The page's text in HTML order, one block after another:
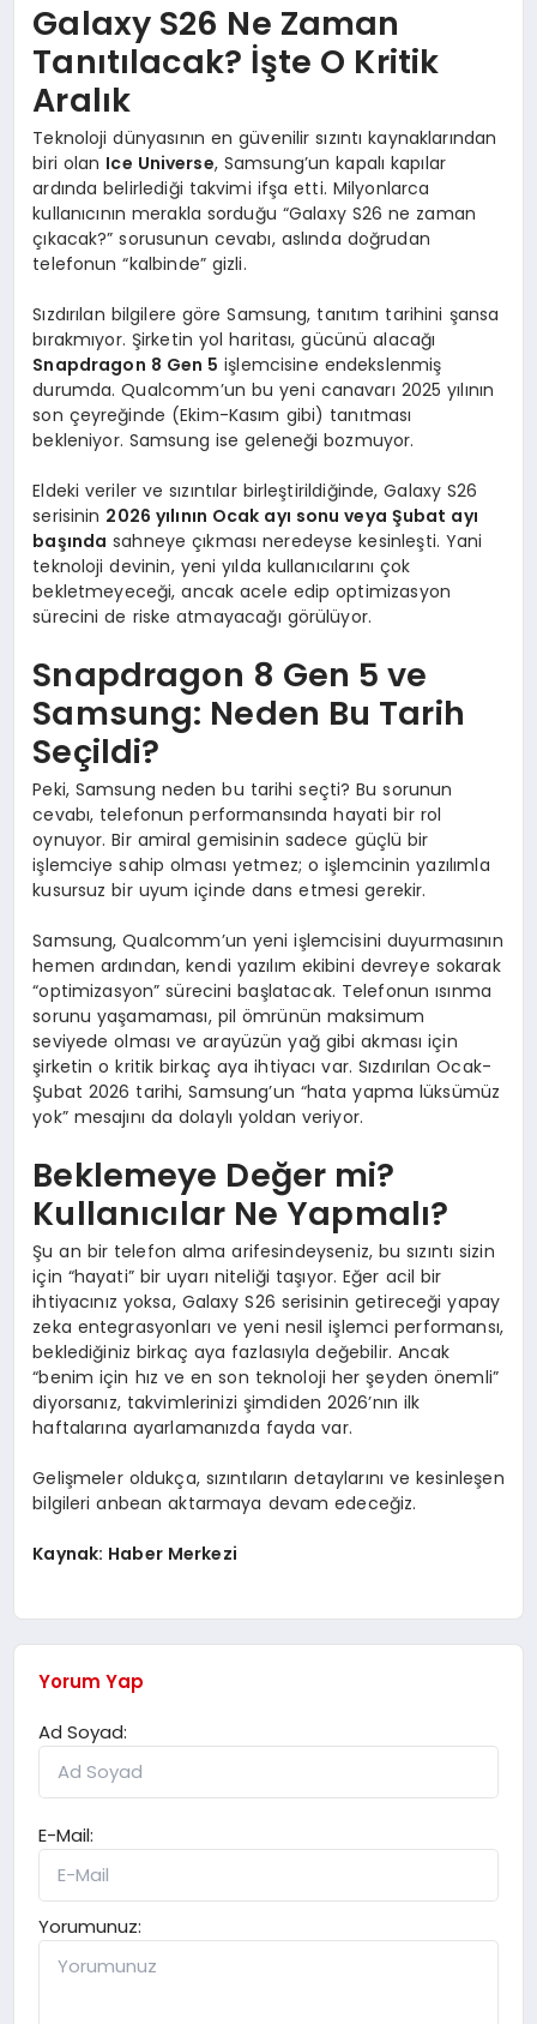
Galaxy S26 Ne Zaman
Tanıtılacak? İşte O Kritik
Aralık
Teknoloji dünyasının en güvenilir sızıntı kaynaklarından
biri olan Ice Universe, Samsung’un kapalı kapılar
ardında belirlediği takvimi ifşa etti. Milyonlarca
kullanıcının merakla sorduğu “Galaxy S26 ne zaman
çıkacak?” sorusunun cevabı, aslında doğrudan
telefonun “kalbinde” gizli.
Sızdırılan bilgilere göre Samsung, tanıtım tarihini şansa
bırakmıyor. Şirketin yol haritası, gücünü alacağı
Snapdragon 8 Gen 5 işlemcisine endekslenmiş
durumda. Qualcomm’un bu yeni canavarı 2025 yılının
son çeyreğinde (Ekim-Kasım gibi) tanıtması
bekleniyor. Samsung ise geleneği bozmuyor.
Eldeki veriler ve sızıntılar birleştirildiğinde, Galaxy S26
serisinin 2026 yılının Ocak ayı sonu veya Şubat ayı
başında sahneye çıkması neredeyse kesinleşti. Yani
teknoloji devinin, yeni yılda kullanıcılarını çok
bekletmeyeceği, ancak acele edip optimizasyon
sürecini de riske atmayacağı görülüyor.
Snapdragon 8 Gen 5 ve
Samsung: Neden Bu Tarih
Seçildi?
Peki, Samsung neden bu tarihi seçti? Bu sorunun
cevabı, telefonun performansında hayati bir rol
oynuyor. Bir amiral gemisinin sadece güçlü bir
işlemciye sahip olması yetmez; o işlemcinin yazılımla
kusursuz bir uyum içinde dans etmesi gerekir.
Samsung, Qualcomm’un yeni işlemcisini duyurmasının
hemen ardından, kendi yazılım ekibini devreye sokarak
“optimizasyon” sürecini başlatacak. Telefonun ısınma
sorunu yaşamaması, pil ömrünün maksimum
seviyede olması ve arayüzün yağ gibi akması için
şirketin o kritik birkaç aya ihtiyacı var. Sızdırılan Ocak-
Şubat 2026 tarihi, Samsung’un “hata yapma lüksümüz
yok” mesajını da dolaylı yoldan veriyor.
Beklemeye Değer mi?
Kullanıcılar Ne Yapmalı?
Şu an bir telefon alma arifesindeyseniz, bu sızıntı sizin
için “hayati” bir uyarı niteliği taşıyor. Eğer acil bir
ihtiyacınız yoksa, Galaxy S26 serisinin getireceği yapay
zeka entegrasyonları ve yeni nesil işlemci performansı,
beklediğiniz birkaç aya fazlasıyla değebilir. Ancak
“benim için hız ve en son teknoloji her şeyden önemli”
diyorsanız, takvimlerinizi şimdiden 2026’nın ilk
haftalarına ayarlamanızda fayda var.
Gelişmeler oldukça, sızıntıların detaylarını ve kesinleşen
bilgileri anbean aktarmaya devam edeceğiz.
Kaynak: Haber Merkezi
Yorum Yap
Ad Soyad:
E-Mail:
Yorumunuz: